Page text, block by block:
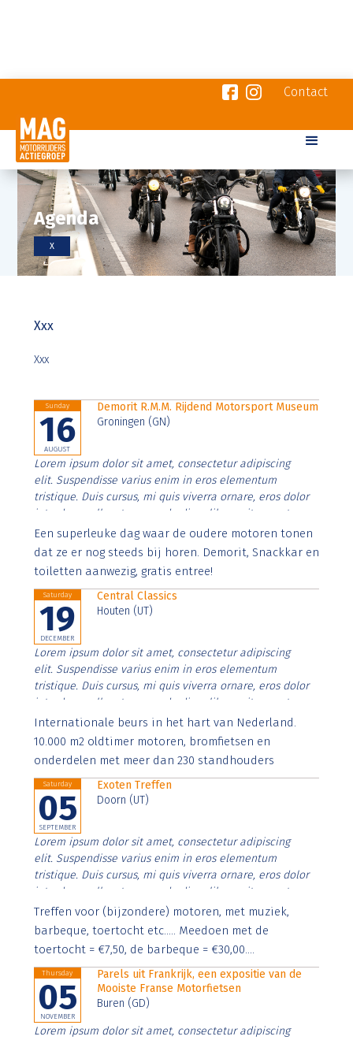
Contact
Agenda
X
Xxx
Xxx
Sunday
16
AUGUST
Demorit R.M.M. Rijdend Motorsport Museum
Groningen (GN)
Lorem ipsum dolor sit amet, consectetur adipiscing
elit. Suspendisse varius enim in eros elementum
tristique. Duis cursus, mi quis viverra ornare, eros dolor
interdum nulla, ut commodo diam libero vitae erat.
Aenean faucibus nibh et justo cursus id rutrum lorem
imperdiet. Nunc ut sem vitae risus tristique posuere.
Een superleuke dag waar de oudere motoren tonen
dat ze er nog steeds bij horen. Demorit, Snackkar en
toiletten aanwezig, gratis entree!
Saturday
19
DECEMBER
Central Classics
Houten (UT)
Lorem ipsum dolor sit amet, consectetur adipiscing
elit. Suspendisse varius enim in eros elementum
tristique. Duis cursus, mi quis viverra ornare, eros dolor
interdum nulla, ut commodo diam libero vitae erat.
Aenean faucibus nibh et justo cursus id rutrum lorem
imperdiet. Nunc ut sem vitae risus tristique posuere.
Internationale beurs in het hart van Nederland.
10.000 m2 oldtimer motoren, bromfietsen en
onderdelen met meer dan 230 standhouders
Saturday
05
SEPTEMBER
Exoten Treffen
Doorn (UT)
Lorem ipsum dolor sit amet, consectetur adipiscing
elit. Suspendisse varius enim in eros elementum
tristique. Duis cursus, mi quis viverra ornare, eros dolor
interdum nulla, ut commodo diam libero vitae erat.
Aenean faucibus nibh et justo cursus id rutrum lorem
imperdiet. Nunc ut sem vitae risus tristique posuere.
Treffen voor (bijzondere) motoren, met muziek,
barbeque, toertocht etc..... Meedoen met de
toertocht = €7,50, de barbeque = €30,00....
Thursday
05
NOVEMBER
Parels uit Frankrijk, een expositie van de
Mooiste Franse Motorfietsen
Buren (GD)
Lorem ipsum dolor sit amet, consectetur adipiscing